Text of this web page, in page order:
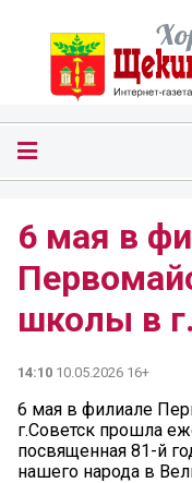
6 мая в
школы в г.
14:10 10.05.2026 16+
6 мая в филиале
г.Советск прошла
посвященная 81-й
нашего народа в